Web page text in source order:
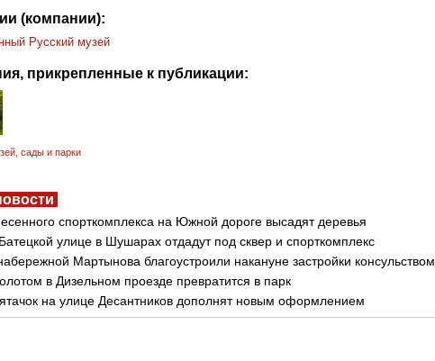
(компании):
Русский музей
прикрепленные к публикации:
сады и парки
спорткомплекса на Южной дороге высадят деревья
улице в Шушарах отдадут под сквер и спорткомплекс
Мартынова благоустроили накануне застройки консульством
в Дизельном проезде превратится в парк
на улице Десантников дополнят новым оформлением